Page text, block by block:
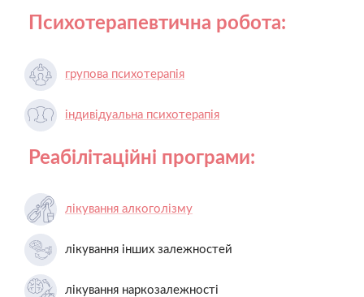
Психотерапевтична робота:
групова психотерапія
індивідуальна психотерапія
Реабілітаційні програми:
лікування алкоголізму
лікування інших залежностей
лікування наркозалежності